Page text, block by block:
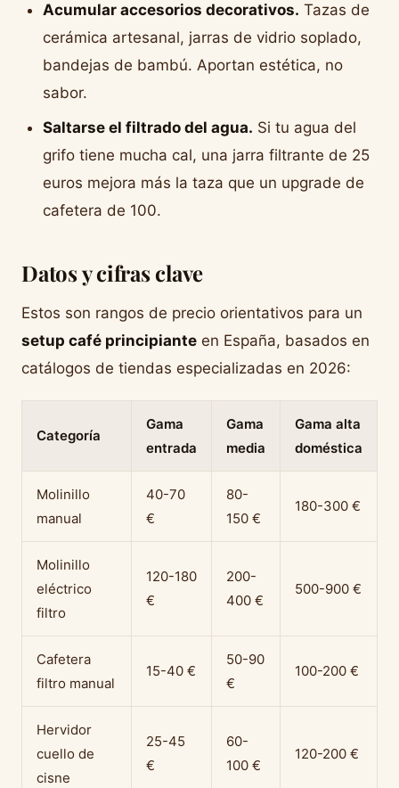
Acumular accesorios decorativos. Tazas de
cerámica artesanal, jarras de vidrio soplado,
bandejas de bambú. Aportan estética, no
sabor.
Saltarse el filtrado del agua. Si tu agua del
grifo tiene mucha cal, una jarra filtrante de 25
euros mejora más la taza que un upgrade de
cafetera de 100.
Datos y cifras clave
Estos son rangos de precio orientativos para un
setup café principiante en España, basados en
catálogos de tiendas especializadas en 2026:
Categoría
Gama
entrada
Gama
media
Gama alta
doméstica
Molinillo
manual
40-70
€
80-
150 €
180-300 €
Molinillo
eléctrico
filtro
120-180
€
200-
400 €
500-900 €
Cafetera
filtro manual
15-40 €
50-90
€
100-200 €
Hervidor
cuello de
cisne
25-45
€
60-
100 €
120-200 €